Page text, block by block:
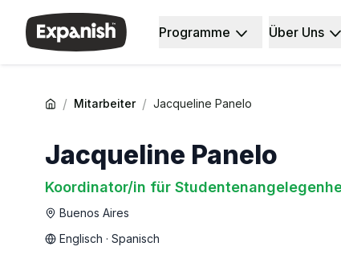
Spanischschulen
Spanischschule in Barcelona
Langzeitkurse
50+ Programm
Prüfungsvorbereitung SIELE
Programme
Unsere Geschichte
Unsere Wirkung
Lehrmethoden
Gesundheit und Sicherheit
Über Uns
/ Mitarbeiter / Jacqueline Panelo
Jacqueline Panelo
Koordinator/in für
Buenos Aires
Englisch · Spanisch